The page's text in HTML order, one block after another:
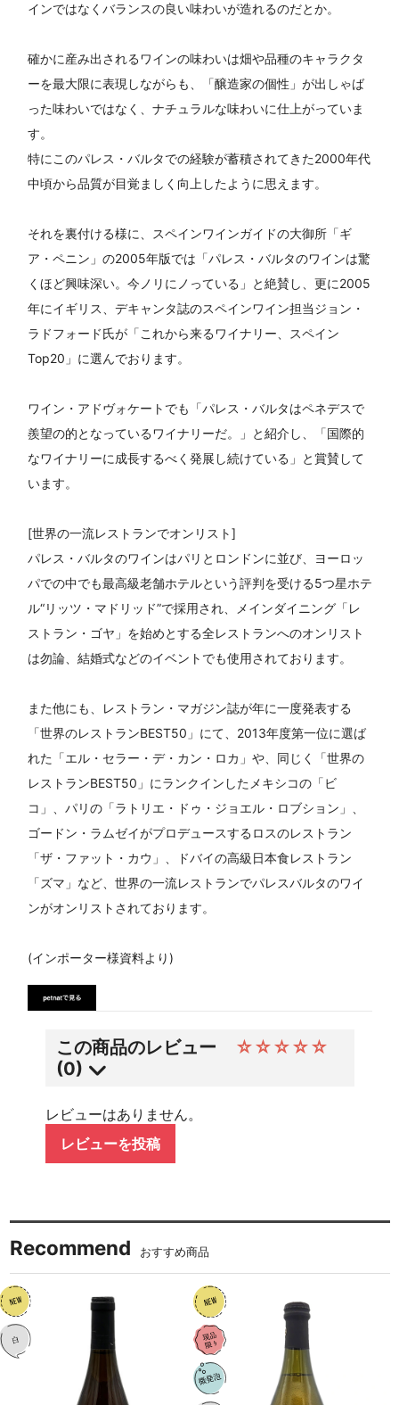
インではなくバランスの良い味わいが造れるのだとか。
確かに産み出されるワインの味わいは畑や品種のキャラクタ
ーを最大限に表現しながらも、「醸造家の個性」が出しゃば
った味わいではなく、ナチュラルな味わいに仕上がっていま
す。
特にこのパレス・バルタでの経験が蓄積されてきた2000年代
中頃から品質が目覚ましく向上したように思えます。
それを裏付ける様に、スペインワインガイドの大御所「ギ
ア・ペニン」の2005年版では「パレス・バルタのワインは驚
くほど興味深い。今ノリにノっている」と絶賛し、更に2005
年にイギリス、デキャンタ誌のスペインワイン担当ジョン・
ラドフォード氏が「これから来るワイナリー、スペイン
Top20」に選んでおります。
ワイン・アドヴォケートでも「パレス・バルタはペネデスで
羨望の的となっているワイナリーだ。」と紹介し、「国際的
なワイナリーに成長するべく発展し続けている」と賞賛して
います。
[世界の一流レストランでオンリスト]
パレス・バルタのワインはパリとロンドンに並び、ヨーロッ
パでの中でも最高級老舗ホテルという評判を受ける5つ星ホテ
ル“リッツ・マドリッド”で採用され、メインダイニング「レ
ストラン・ゴヤ」を始めとする全レストランへのオンリスト
は勿論、結婚式などのイベントでも使用されております。
また他にも、レストラン・マガジン誌が年に一度発表する
「世界のレストランBEST50」にて、2013年度第一位に選ば
れた「エル・セラー・デ・カン・ロカ」や、同じく「世界の
レストランBEST50」にランクインしたメキシコの「ビ
コ」、パリの「ラトリエ・ドゥ・ジョエル・ロブション」、
ゴードン・ラムゼイがプロデュースするロスのレストラン
「ザ・ファット・カウ」、ドバイの高級日本食レストラン
「ズマ」など、世界の一流レストランでパレスバルタのワイ
ンがオンリストされております。
(インポーター様資料より)
この商品のレビュー
☆☆☆☆☆
(0)
レビューはありません。
レビューを投稿
Recommend おすすめ商品